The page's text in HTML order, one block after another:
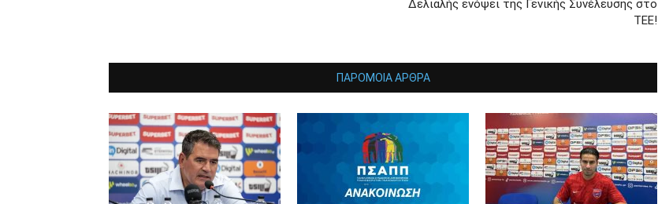
Δελιαλής ενόψει της Γενικής Συνέλευσης στο
ΤΕΕ!
ΠΑΡΟΜΟΙΑ ΑΡΘΡΑ